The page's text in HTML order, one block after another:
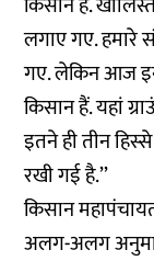
लगाए गए.
गए. लेकिन आज
किसान हैं. यहां
इतने ही तीन
रखी गई है.’’
किसान
अलग-अलग